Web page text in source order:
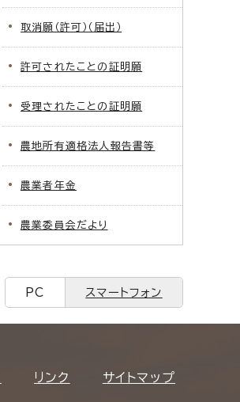
取消願（許可）（届出）
許可されたことの証明願
受理されたことの証明願
農地所有適格法人報告書等
農業者年金
農業委員会だより
PC スマートフォン
リンク サイトマップ